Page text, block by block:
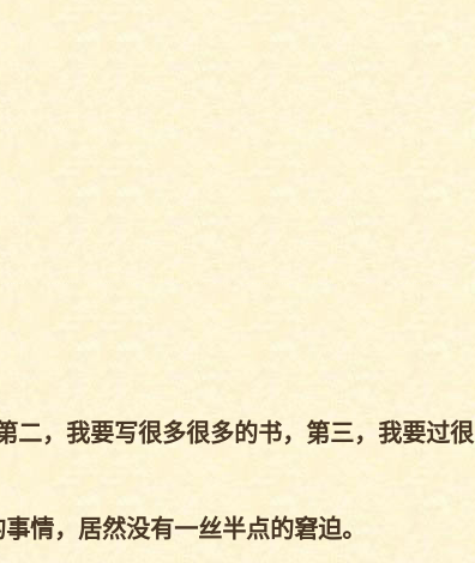
，我要写很多很多的书，第三，我要过很
情，居然没有一丝半点的窘迫。